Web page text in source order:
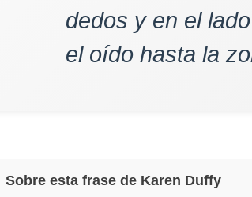
dedos y en el
el oído hasta la
Sobre esta frase de Karen Duffy